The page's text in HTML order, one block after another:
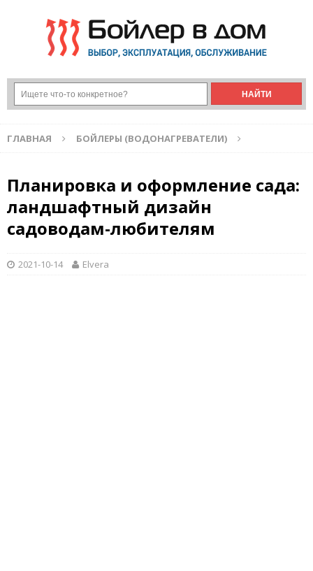
ГЛАВНАЯ БОЙЛЕРЫ (ВОДОНАГРЕВАТЕЛИ)
Планировка и оформление сада:
ландшафтный дизайн
садоводам-любителям
2021-10-14 Elvera